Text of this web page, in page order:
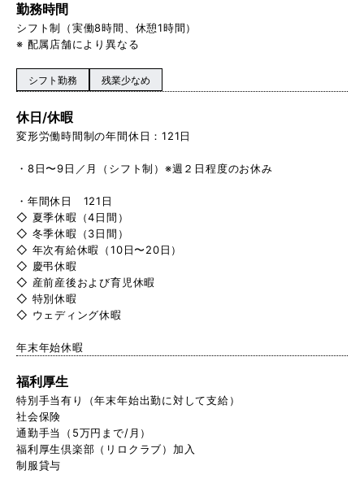
勤務時間
シフト制（実働8時間、休憩1時間）
※ 配属店舗により異なる
シフト勤務 残業少なめ
休日/休暇
変形労働時間制の年間休日：121日
・8日〜9日／月（シフト制）※週２日程度のお休み
・年間休日 121日
◇ 夏季休暇（4日間）
◇ 冬季休暇（3日間）
◇ 年次有給休暇（10日〜20日）
◇ 慶弔休暇
◇ 産前産後および育児休暇
◇ 特別休暇
◇ ウェディング休暇
年末年始休暇
福利厚生
特別手当有り（年末年始出勤に対して支給）
社会保険
通勤手当（5万円まで/月）
福利厚生倶楽部（リロクラブ）加入
制服貸与